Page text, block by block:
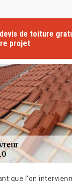
devis de toiture
projet
que l'on